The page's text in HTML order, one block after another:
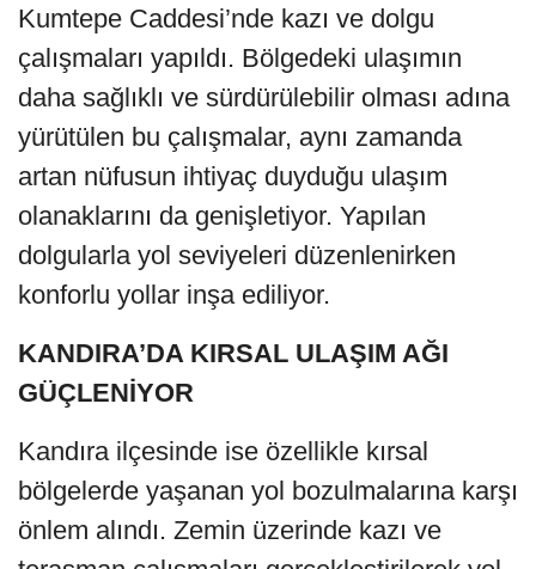
Kumtepe Caddesi’nde kazı ve dolgu
çalışmaları yapıldı. Bölgedeki ulaşımın
daha sağlıklı ve sürdürülebilir olması adına
yürütülen bu çalışmalar, aynı zamanda
artan nüfusun ihtiyaç duyduğu ulaşım
olanaklarını da genişletiyor. Yapılan
dolgularla yol seviyeleri düzenlenirken
konforlu yollar inşa ediliyor.
KANDIRA’DA KIRSAL ULAŞIM AĞI
GÜÇLENİYOR
Kandıra ilçesinde ise özellikle kırsal
bölgelerde yaşanan yol bozulmalarına karşı
önlem alındı. Zemin üzerinde kazı ve